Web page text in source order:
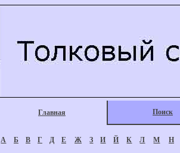
Главная Поиск
А Б В Г Д Е Ж З И Й К Л М Н